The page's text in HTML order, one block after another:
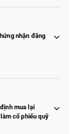
nhận đăng
mua lại
cổ phiếu quỹ